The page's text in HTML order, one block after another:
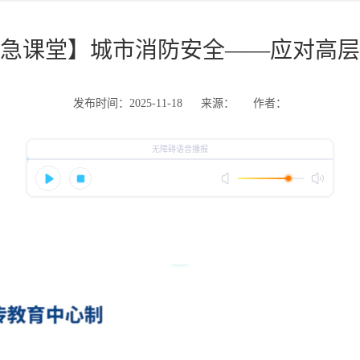
课堂】城市消防安全——应对高
发布时间：2025-11-18 来源： 作者：